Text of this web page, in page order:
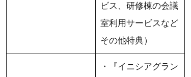
ビス、研修棟の会議
室利用サービスなど
その他特典）
・『イニシアグラン